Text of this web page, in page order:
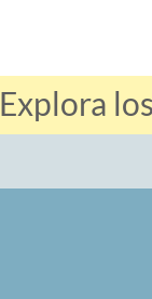
Explora